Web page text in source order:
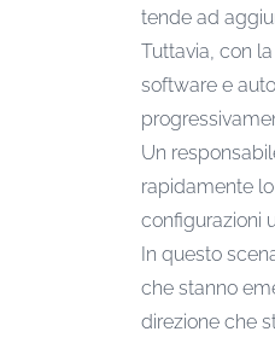
tende ad
Tuttavia, con
software e
Un
rapidamente
configurazioni
In questo
che stanno
direzione che